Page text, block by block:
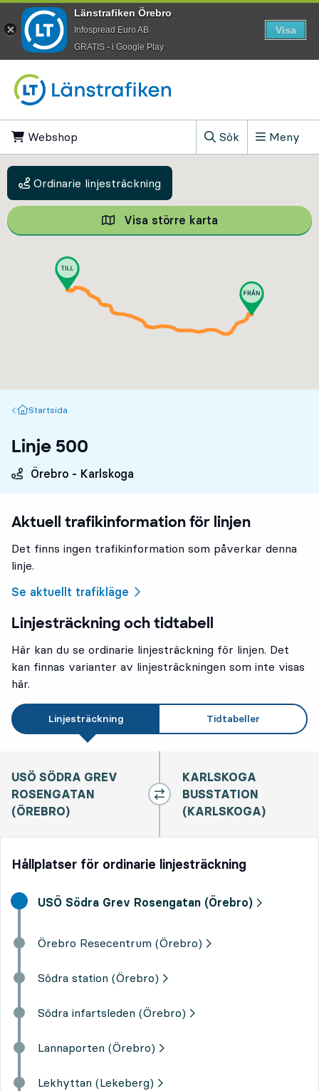
Webshop
Sök
, Visa sökfältet
Meny
Ordinarie linjesträckning
Visa större karta Visa större
Startsida
Startsida
Linje 500
Örebro - Karlskoga
Aktuell trafikinformation för linjen
Det finns ingen trafikinformation som påverkar denna
linje.
Se aktuellt trafikläge
Linjesträckning och tidtabell
Här kan du se ordinarie linjesträckning för linjen. Det
kan finnas varianter av linjesträckningen som inte visas
här.
Linjesträckning Tidtabeller
USÖ SÖDRA GREV
ROSENGATAN
(ÖREBRO)
KARLSKOGA
BUSSTATION
(KARLSKOGA)
Hållplatser för ordinarie linjesträckning
Start destination,
USÖ Södra Grev Rosengatan (Örebro)
Örebro Resecentrum (Örebro)
Södra station (Örebro)
Södra infartsleden (Örebro)
Lannaporten (Örebro)
Lekhyttan (Lekeberg)
Länstrafiken Örebro
Infospread Euro AB
​GRATIS - i Google Play
Visa